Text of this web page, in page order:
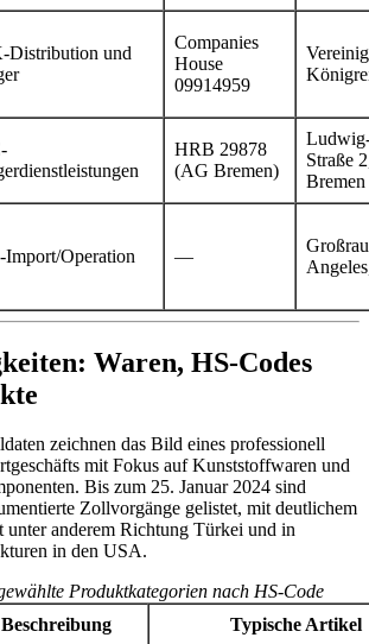
Distribution und
Companies
House
09914959
HRB 29878
(AG Bremen)
Straße
Bremen
Import/Operation —
Waren, HS-Codes
zeichnen das Bild eines professionell
mit Fokus auf Kunststoffwaren und
Bis zum 25. Januar 2024 sind
Zollvorgänge gelistet, mit deutlichem
anderem Richtung Türkei und in
in den USA.
Produktkategorien nach HS-Code
Beschreibung Typische Artikel